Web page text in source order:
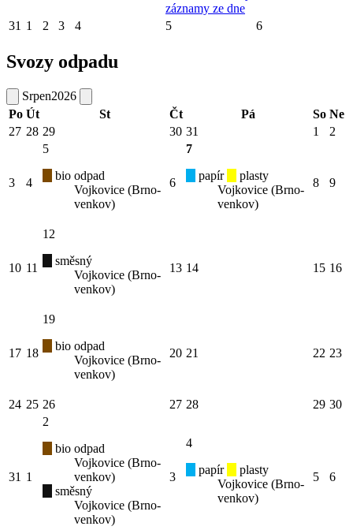
záznamy ze dne
31 1 2 3 4 5 6
Svozy odpadu
Srpen2026
Po Út St Čt Pá So Ne
27 28 29 30 31 1 2
3 4
5
bio odpad
Vojkovice (Brno-
venkov)
6
7
papír
plasty
Vojkovice (Brno-
venkov)
8 9
10 11
12
směsný
Vojkovice (Brno-
venkov)
13 14 15 16
17 18
19
bio odpad
Vojkovice (Brno-
venkov)
20 21 22 23
24 25 26 27 28 29 30
31 1
2
bio odpad
Vojkovice (Brno-
venkov)
směsný
Vojkovice (Brno-
venkov)
3
4
papír
plasty
Vojkovice (Brno-
venkov)
5 6